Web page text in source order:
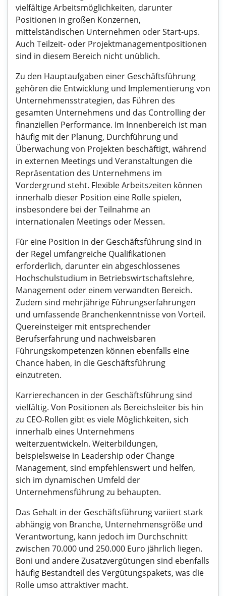
vielfältige Arbeitsmöglichkeiten, darunter
Positionen in großen Konzernen,
mittelständischen Unternehmen oder Start-ups.
Auch Teilzeit- oder Projektmanagementpositionen
sind in diesem Bereich nicht unüblich.
Zu den Hauptaufgaben einer Geschäftsführung
gehören die Entwicklung und Implementierung von
Unternehmensstrategien, das Führen des
gesamten Unternehmens und das Controlling der
finanziellen Performance. Im Innenbereich ist man
häufig mit der Planung, Durchführung und
Überwachung von Projekten beschäftigt, während
in externen Meetings und Veranstaltungen die
Repräsentation des Unternehmens im
Vordergrund steht. Flexible Arbeitszeiten können
innerhalb dieser Position eine Rolle spielen,
insbesondere bei der Teilnahme an
internationalen Meetings oder Messen.
Für eine Position in der Geschäftsführung sind in
der Regel umfangreiche Qualifikationen
erforderlich, darunter ein abgeschlossenes
Hochschulstudium in Betriebswirtschaftslehre,
Management oder einem verwandten Bereich.
Zudem sind mehrjährige Führungserfahrungen
und umfassende Branchenkenntnisse von Vorteil.
Quereinsteiger mit entsprechender
Berufserfahrung und nachweisbaren
Führungskompetenzen können ebenfalls eine
Chance haben, in die Geschäftsführung
einzutreten.
Karrierechancen in der Geschäftsführung sind
vielfältig. Von Positionen als Bereichsleiter bis hin
zu CEO-Rollen gibt es viele Möglichkeiten, sich
innerhalb eines Unternehmens
weiterzuentwickeln. Weiterbildungen,
beispielsweise in Leadership oder Change
Management, sind empfehlenswert und helfen,
sich im dynamischen Umfeld der
Unternehmensführung zu behaupten.
Das Gehalt in der Geschäftsführung variiert stark
abhängig von Branche, Unternehmensgröße und
Verantwortung, kann jedoch im Durchschnitt
zwischen 70.000 und 250.000 Euro jährlich liegen.
Boni und andere Zusatzvergütungen sind ebenfalls
häufig Bestandteil des Vergütungspakets, was die
Rolle umso attraktiver macht.